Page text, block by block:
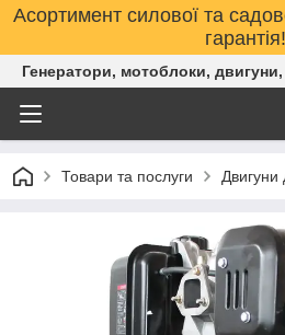
Асортимент силової та
гарантія!
Генератори, мотоблоки,
Товари та послуги Двигуни